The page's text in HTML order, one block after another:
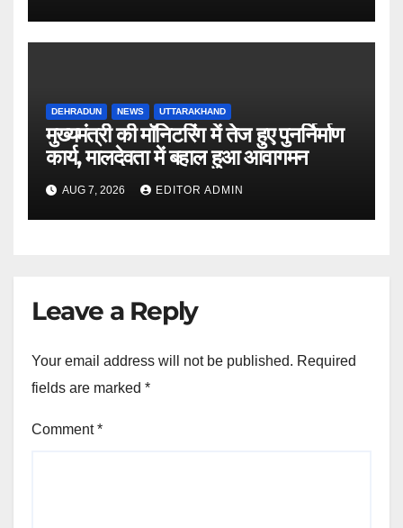
DEHRADUN NEWS UTTARAKHAND
मुख्यमंत्री की मॉनिटरिंग में तेज हुए पुनर्निर्माण
कार्य, मालदेवता में बहाल हुआ आवागमन
AUG 7, 2026 EDITOR ADMIN
Leave a Reply
Your email address will not be published. Required
fields are marked *
Comment*